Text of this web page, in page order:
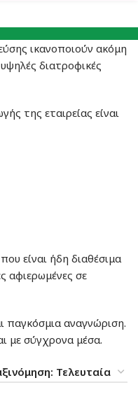
ικανοποιούν ακόμη
διατροφικές
της εταιρείας είναι
είναι ήδη διαθέσιμα
αφιερωμένες σε
παγκόσμια αναγνώριση.
με σύγχρονα μέσα.